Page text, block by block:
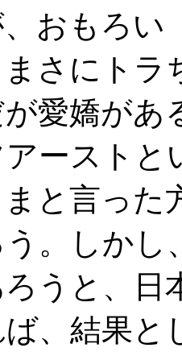
おもろい
さにトラ
愛嬌があ
ースト
と言った
。しかし
うと、日
、結果と